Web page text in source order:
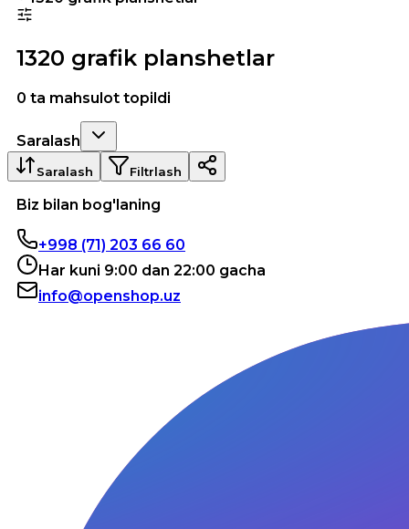
1320 grafik planshetlar
0 ta mahsulot topildi
Saralash
Saralash Filtrlash
Biz bilan bog'laning
+998 (71) 203 66 60
Har kuni 9:00 dan 22:00 gacha
info@openshop.uz